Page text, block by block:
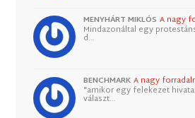
MENYHÁRT MIKLÓS A nagy
Mindazonáltal egy
d…
BENCHMARK A nagy
"amikor egy felekezet
választ…